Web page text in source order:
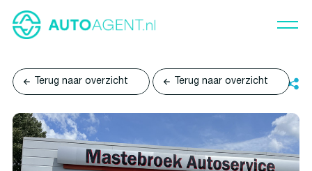
Terug naar overzicht Terug naar overzicht